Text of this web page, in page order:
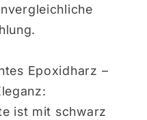
Epoxidharz –
ist mit schwarz